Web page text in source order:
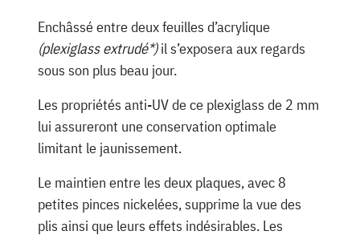
Enchâssé entre deux feuilles d’acrylique
(plexiglass extrudé*)il s’exposera aux regards
sous son plus beau jour.
Les propriétés anti-UV de ce plexiglass de 2 mm
lui assureront une conservation optimale
limitant le jaunissement.
Le maintien entre les deux plaques, avec 8
petites pinces nickelées, supprime la vue des
plis ainsi que leurs effets indésirables. Les